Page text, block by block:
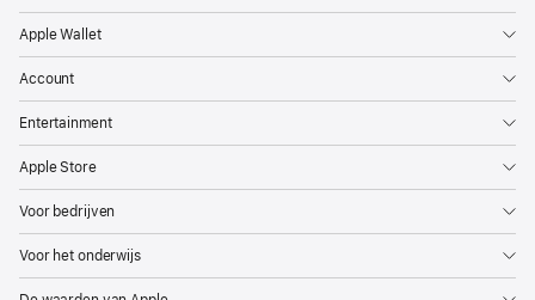
Apple Wallet
Account
Entertainment
Apple Store
Voor bedrijven
Voor het onderwijs